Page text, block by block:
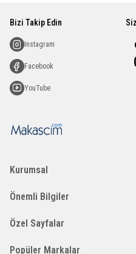
Kurumsal
Önemli Bilgiler
Özel Sayfalar
Popüler Markalar
Bizi Takip Edin
Instagram
Facebook
YouTube